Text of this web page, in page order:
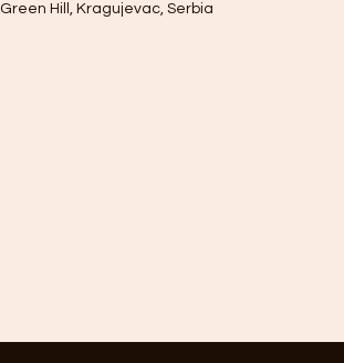
Green Hill, Kragujevac, Serbia